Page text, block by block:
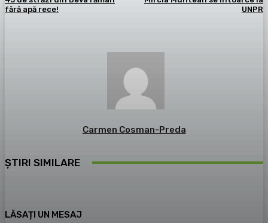
fără apă rece!
UNPR
Carmen Cosman-Preda
ȘTIRI SIMILARE
LĂSAȚI UN MESAJ